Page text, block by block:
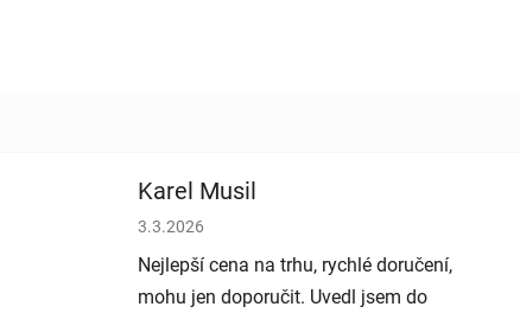
Karel Musil
Hodnocení obchodu je 5 z 5 hvězdiček.
3.3.2026
Nejlepší cena na trhu, rychlé doručení,
mohu jen doporučit. Uvedl jsem do